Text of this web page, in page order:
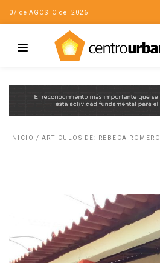
07 de AGOSTO del 2026
INICIO / ARTICULOS DE: REBECA ROMERO